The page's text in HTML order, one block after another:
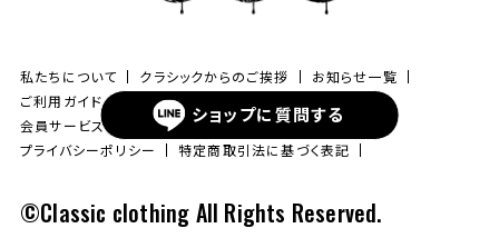
ショップに質問する
私たちについて クラシックからのご挨拶
お知らせ一覧
ご利用ガイド
よくあるご質問
会員サービスについて
ブログ
お問い合わせ
プライバシーポリシー
特定商取引法に基づく表記
©Classic clothing All Rights Reserved.